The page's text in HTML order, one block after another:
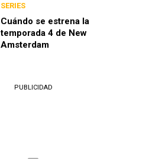
SERIES
Cuándo se estrena la
temporada 4 de New
Amsterdam
PUBLICIDAD